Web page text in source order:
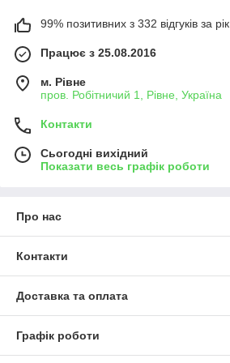
99% позитивних з 332 відгуків за рік
Працює з 25.08.2016
м. Рівне
пров. Робітничий 1, Рівне, Україна
Контакти
Сьогодні вихідний
Показати весь графік роботи
Про нас
Контакти
Доставка та оплата
Графік роботи